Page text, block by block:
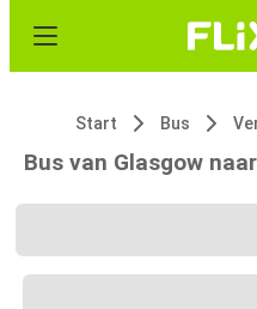
Start Bus
Bus van Glasgow